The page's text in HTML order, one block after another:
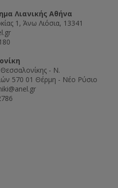
Λιανικής Αθήνα
1, Άνω Λιόσια, 13341
- Ν.
570 01 Θέρμη - Νέο Ρύσιο